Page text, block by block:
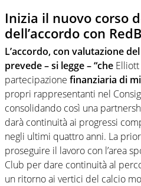
Inizia il nuovo corso
dell’accordo con
L’accordo, con valutazione
prevede – si legge – “che
partecipazione finanziaria di
propri rappresentanti nel
consolidando così una
darà continuità ai progressi
negli ultimi quattro anni. La
proseguire il lavoro con l’area
Club per dare continuità al
un ritorno ai vertici del calcio